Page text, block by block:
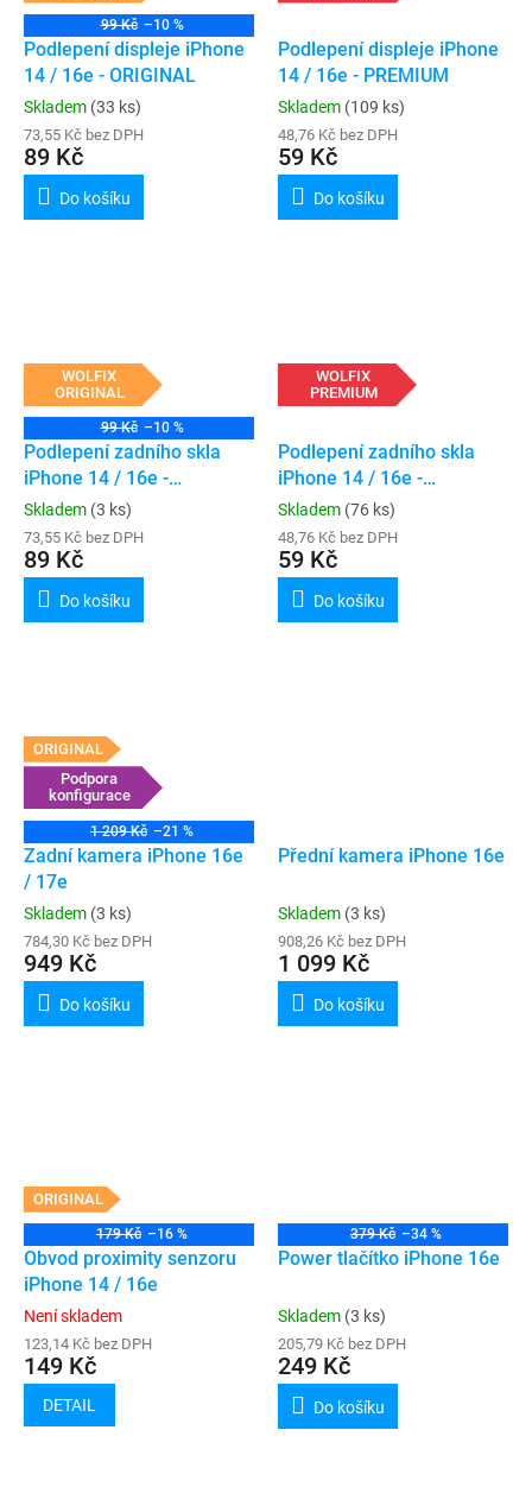
99 Kč –10 %
Podlepení displeje iPhone
14 / 16e - ORIGINAL
Skladem (33 ks)
73,55 Kč bez DPH
89 Kč
Do košíku
Podlepení displeje iPhone
14 / 16e - PREMIUM
Skladem (109 ks)
48,76 Kč bez DPH
59 Kč
Do košíku
WOLFIX
ORIGINAL
99 Kč –10 %
Podlepení zadního skla
iPhone 14 / 16e -
ORIGINAL
Skladem (3 ks)
73,55 Kč bez DPH
89 Kč
Do košíku
WOLFIX
PREMIUM
Podlepení zadního skla
iPhone 14 / 16e -
PREMIUM
Skladem (76 ks)
48,76 Kč bez DPH
59 Kč
Do košíku
ORIGINAL
Podpora
konfigurace
1 209 Kč –21 %
Zadní kamera iPhone 16e
/ 17e
Skladem (3 ks)
784,30 Kč bez DPH
949 Kč
Do košíku
Přední kamera iPhone 16e
Skladem (3 ks)
908,26 Kč bez DPH
1 099 Kč
Do košíku
ORIGINAL
179 Kč –16 %
Obvod proximity senzoru
iPhone 14 / 16e
Není skladem
123,14 Kč bez DPH
149 Kč
DETAIL
379 Kč –34 %
Power tlačítko iPhone 16e
Skladem (3 ks)
205,79 Kč bez DPH
249 Kč
Do košíku